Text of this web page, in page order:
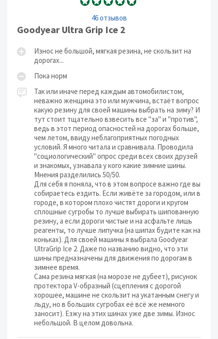
46 отзывов
Goodyear Ultra Grip Ice 2
Износ не большой, мягкая резина, не скользит на
дорогах...
Пока норм
Так или иначе перед каждым автомобилистом,
неважно женщина это или мужчина, встаёт вопрос
какую резину для своей машины выбрать на зиму? И
тут стоит тщательно взвесить все "за" и "против",
ведь в этот период опасностей на дорогах больше,
чем летом, ввиду неблагоприятных погодных
условий. Я много читала и сравнивала. Проводила
"социологический" опрос среди всех своих друзей
и знакомых, узнавала у кого какие зимние шины.
Мнения разделились 50/50.
Для себя я поняла, что в этом вопросе важно где вы
собираетесь ездить. Если живёте за городом, или в
городе, в котором плохо чистят дороги и кругом
сплошные сугробы то лучше выбирать шипованную
резину, а если дороги чистые и на асфальте лишь
реагенты, то лучше липучка (на шипах будите как на
коньках). Для своей машины я выбрала Goodyear
UltraGrip Ice 2. Даже по названию видно, что эти
шины предназначены для движения по дорогам в
зимнее время.
Сама резина мягкая (на морозе не дубеет), рисунок
протектора V-образный (сцепления с дорогой
хорошее, машине не скользит на укатанным снегу и
льду, но в больших сугробах её всё же немного
заносит). Езжу на этих шинах уже две зимы. Износ
небольшой. В целом довольна.